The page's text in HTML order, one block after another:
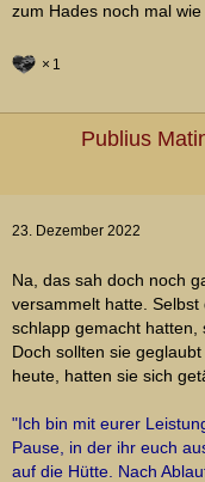
zum Hades noch mal
1
Publius
23. Dezember 2022
Na, das sah doch noch
versammelt hatte.
schlapp gemacht hatten,
Doch sollten sie
heute, hatten sie sich
"Ich bin mit eurer
Pause, in der ihr euch
auf die Hütte. Nach